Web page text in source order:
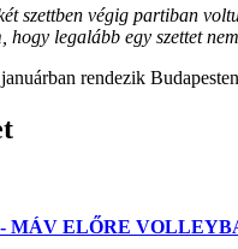
két szettben végig partiban
hogy legalább egy szettet
rendezik
MÁV ELŐRE